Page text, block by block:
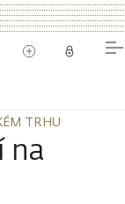
TRHU
TRHU
na